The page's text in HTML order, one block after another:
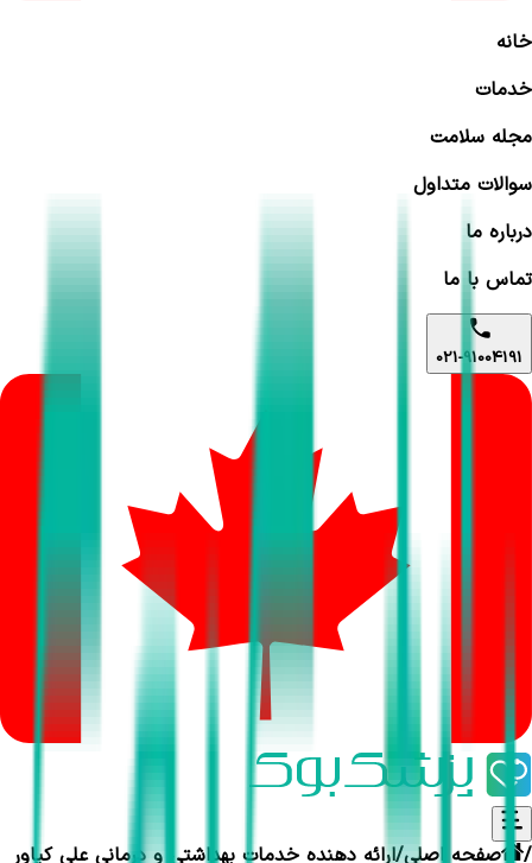
خانه
خدمات
مجله سلامت
سوالات متداول
درباره ما
تماس با ما
021-91004191
صفحه اصلی / ارائه دهنده خدمات بهداشتی و درمانی/ علی کیاور